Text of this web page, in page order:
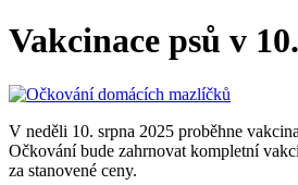
Vakcinace psů v
V neděli 10. srpna 2025 proběhne
Očkování bude zahrnovat kompletní
za stanovené ceny.